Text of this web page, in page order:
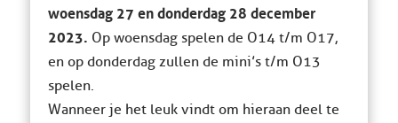
woensdag 27 en donderdag 28 december
2023. Op woensdag spelen de O14 t/m O17,
en op donderdag zullen de mini’s t/m O13
spelen.
Wanneer je het leuk vindt om hieraan deel te